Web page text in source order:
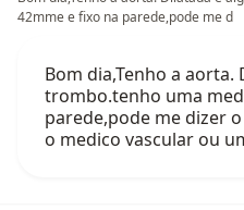
42mme e fixo na parede,pode me d
Bom dia,Tenho a aorta.
trombo.tenho uma
parede,pode me dizer
o medico vascular ou